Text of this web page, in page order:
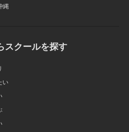
縄
スクールを探す
い